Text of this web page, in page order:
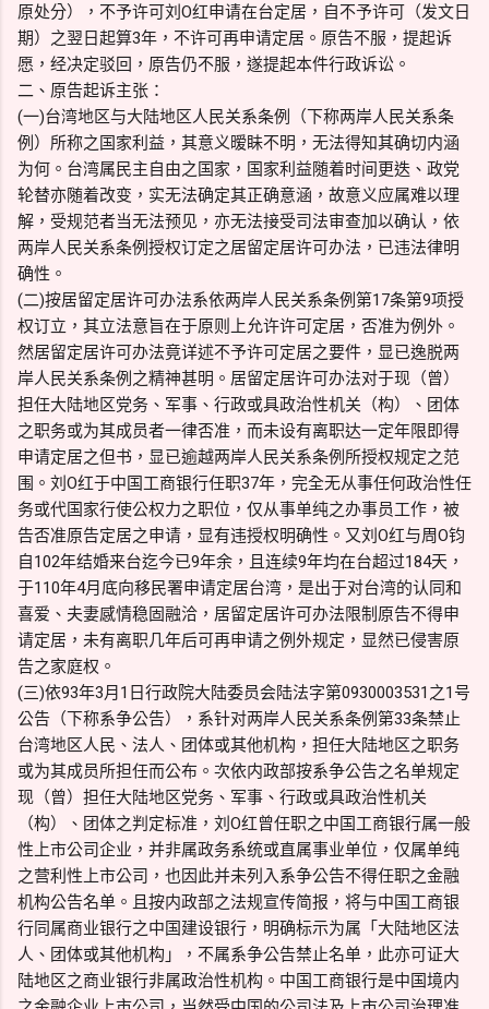
原处分），不予许可刘O红申请在台定居，自不予许可（发文日
期）之翌日起算3年，不许可再申请定居。原告不服，提起诉
愿，经决定驳回，原告仍不服，遂提起本件行政诉讼。
二、原告起诉主张：
(一)台湾地区与大陆地区人民关系条例（下称两岸人民关系条
例）所称之国家利益，其意义暧眛不明，无法得知其确切内涵
为何。台湾属民主自由之国家，国家利益随着时间更迭、政党
轮替亦随着改变，实无法确定其正确意涵，故意义应属难以理
解，受规范者当无法预见，亦无法接受司法审查加以确认，依
两岸人民关系条例授权订定之居留定居许可办法，已违法律明
确性。
(二)按居留定居许可办法系依两岸人民关系条例第17条第9项授
权订立，其立法意旨在于原则上允许许可定居，否准为例外。
然居留定居许可办法竟详述不予许可定居之要件，显已逸脱两
岸人民关系条例之精神甚明。居留定居许可办法对于现（曾）
担任大陆地区党务、军事、行政或具政治性机关（构）、团体
之职务或为其成员者一律否准，而未设有离职达一定年限即得
申请定居之但书，显已逾越两岸人民关系条例所授权规定之范
围。刘O红于中国工商银行任职37年，完全无从事任何政治性任
务或代国家行使公权力之职位，仅从事单纯之办事员工作，被
告否准原告定居之申请，显有违授权明确性。又刘O红与周O钧
自102年结婚来台迄今已9年余，且连续9年均在台超过184天，
于110年4月底向移民署申请定居台湾，是出于对台湾的认同和
喜爱、夫妻感情稳固融洽，居留定居许可办法限制原告不得申
请定居，未有离职几年后可再申请之例外规定，显然已侵害原
告之家庭权。
(三)依93年3月1日行政院大陆委员会陆法字第0930003531之1号
公告（下称系争公告），系针对两岸人民关系条例第33条禁止
台湾地区人民、法人、团体或其他机构，担任大陆地区之职务
或为其成员所担任而公布。次依内政部按系争公告之名单规定
现（曾）担任大陆地区党务、军事、行政或具政治性机关
（构）、团体之判定标准，刘O红曾任职之中国工商银行属一般
性上市公司企业，并非属政务系统或直属事业单位，仅属单纯
之营利性上市公司，也因此并未列入系争公告不得任职之金融
机构公告名单。且按内政部之法规宣传简报，将与中国工商银
行同属商业银行之中国建设银行，明确标示为属「大陆地区法
人、团体或其他机构」，不属系争公告禁止名单，此亦可证大
陆地区之商业银行非属政治性机构。中国工商银行是中国境内